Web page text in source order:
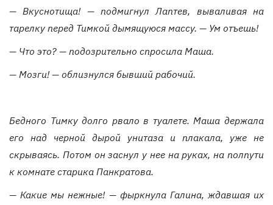
— Вкуснотища! — подмигнул Лаптев, вываливая на
тарелку перед Тимкой дымящуюся массу. — Ум отъешь!
— Что это? — подозрительно спросила Маша.
— Мозги! — облизнулся бывший рабочий.
Бедного Тимку долго рвало в туалете. Маша держала
его над черной дырой унитаза и плакала, уже не
скрываясь. Потом он заснул у нее на руках, на полпути
к комнате старика Панкратова.
— Какие мы нежные! — фыркнула Галина, ждавшая их